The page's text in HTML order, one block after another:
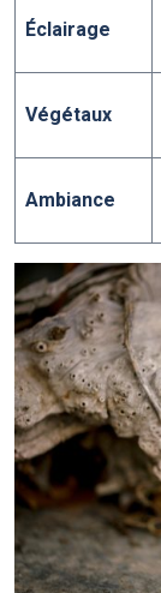
Éclairage
Végétaux
Ambiance